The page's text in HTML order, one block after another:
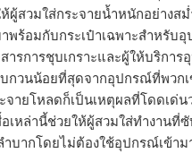
ผู้สวมใส่กระจายน้ำหนักอย่างสม่
พร้อมกับกระเป๋าเฉพาะสำหรับ
ารการชุบเกราะและผู้ให้บริกา
วนน้อยที่สุดจากอุปกรณ์ที่พวกเ
จายโหลดก็เป็นเหตุผลที่โดดเด่
เหล่านี้ช่วยให้ผู้สวมใส่ทำงานที่
ำบากโดยไม่ต้องใช้อุปกรณ์เข้าม